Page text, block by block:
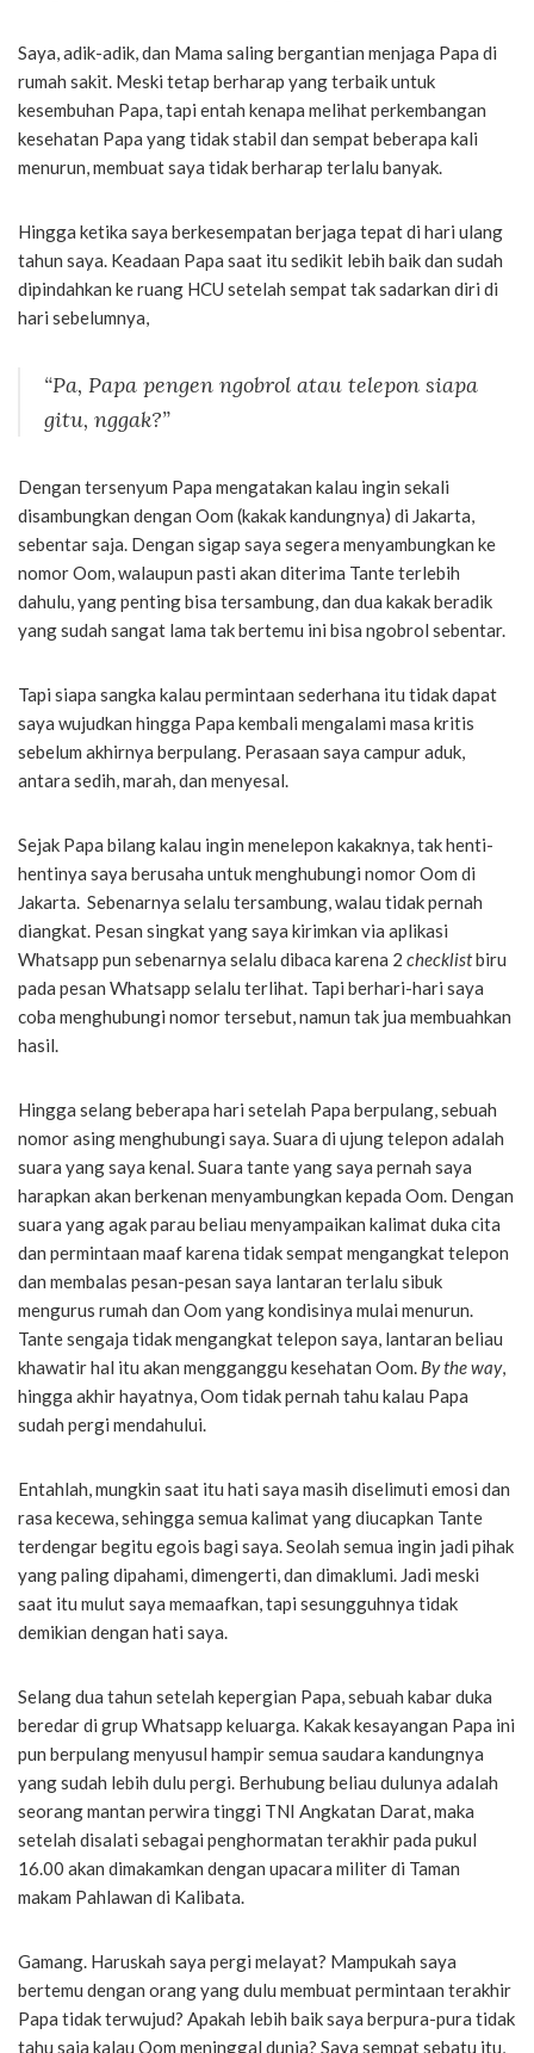
Saya, adik-adik, dan Mama saling bergantian menjaga Papa di
rumah sakit. Meski tetap berharap yang terbaik untuk
kesembuhan Papa, tapi entah kenapa melihat perkembangan
kesehatan Papa yang tidak stabil dan sempat beberapa kali
menurun, membuat saya tidak berharap terlalu banyak.
Hingga ketika saya berkesempatan berjaga tepat di hari ulang
tahun saya. Keadaan Papa saat itu sedikit lebih baik dan sudah
dipindahkan ke ruang HCU setelah sempat tak sadarkan diri di
hari sebelumnya,
“Pa, Papa pengen ngobrol atau telepon siapa
gitu, nggak?”
Dengan tersenyum Papa mengatakan kalau ingin sekali
disambungkan dengan Oom (kakak kandungnya) di Jakarta,
sebentar saja. Dengan sigap saya segera menyambungkan ke
nomor Oom, walaupun pasti akan diterima Tante terlebih
dahulu, yang penting bisa tersambung, dan dua kakak beradik
yang sudah sangat lama tak bertemu ini bisa ngobrol sebentar.
Tapi siapa sangka kalau permintaan sederhana itu tidak dapat
saya wujudkan hingga Papa kembali mengalami masa kritis
sebelum akhirnya berpulang. Perasaan saya campur aduk,
antara sedih, marah, dan menyesal.
Sejak Papa bilang kalau ingin menelepon kakaknya, tak henti-
hentinya saya berusaha untuk menghubungi nomor Oom di
Jakarta. Sebenarnya selalu tersambung, walau tidak pernah
diangkat. Pesan singkat yang saya kirimkan via aplikasi
Whatsapp pun sebenarnya selalu dibaca karena 2 checklistbiru
pada pesan Whatsapp selalu terlihat. Tapi berhari-hari saya
coba menghubungi nomor tersebut, namun tak jua membuahkan
hasil.
Hingga selang beberapa hari setelah Papa berpulang, sebuah
nomor asing menghubungi saya. Suara di ujung telepon adalah
suara yang saya kenal. Suara tante yang saya pernah saya
harapkan akan berkenan menyambungkan kepada Oom. Dengan
suara yang agak parau beliau menyampaikan kalimat duka cita
dan permintaan maaf karena tidak sempat mengangkat telepon
dan membalas pesan-pesan saya lantaran terlalu sibuk
mengurus rumah dan Oom yang kondisinya mulai menurun.
Tante sengaja tidak mengangkat telepon saya, lantaran beliau
khawatir hal itu akan mengganggu kesehatan Oom. By the way,
hingga akhir hayatnya, Oom tidak pernah tahu kalau Papa
sudah pergi mendahului.
Entahlah, mungkin saat itu hati saya masih diselimuti emosi dan
rasa kecewa, sehingga semua kalimat yang diucapkan Tante
terdengar begitu egois bagi saya. Seolah semua ingin jadi pihak
yang paling dipahami, dimengerti, dan dimaklumi. Jadi meski
saat itu mulut saya memaafkan, tapi sesungguhnya tidak
demikian dengan hati saya.
Selang dua tahun setelah kepergian Papa, sebuah kabar duka
beredar di grup Whatsapp keluarga. Kakak kesayangan Papa ini
pun berpulang menyusul hampir semua saudara kandungnya
yang sudah lebih dulu pergi. Berhubung beliau dulunya adalah
seorang mantan perwira tinggi TNI Angkatan Darat, maka
setelah disalati sebagai penghormatan terakhir pada pukul
16.00 akan dimakamkan dengan upacara militer di Taman
makam Pahlawan di Kalibata.
Gamang. Haruskah saya pergi melayat? Mampukah saya
bertemu dengan orang yang dulu membuat permintaan terakhir
Papa tidak terwujud? Apakah lebih baik saya berpura-pura tidak
tahu saja kalau Oom meninggal dunia? Saya sempat sebatu itu,